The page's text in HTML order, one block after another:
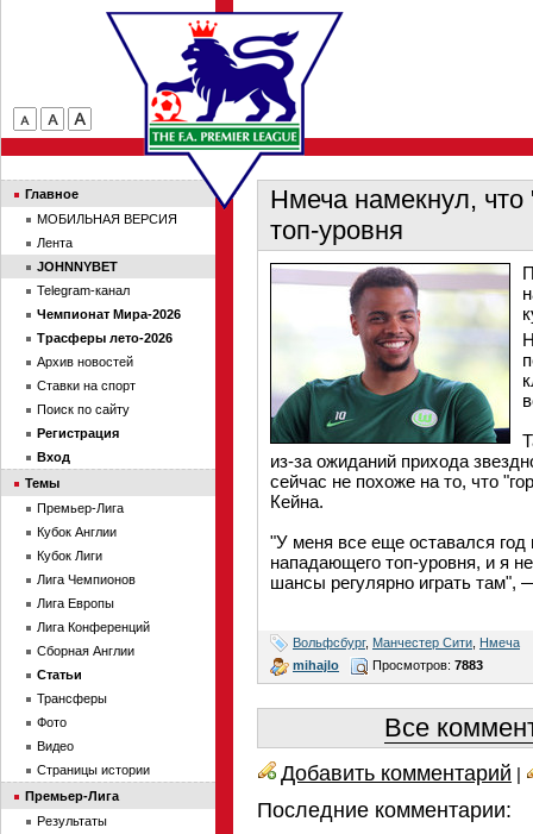
Нмеча намекнул,
топ-уровня
из-за ожиданий прихода
сейчас не похоже на то, что
Кейна.
"У меня все еще оставался год
нападающего топ-уровня, и я
шансы регулярно играть
Вольфсбург, Манчестер Сити Нмеча
mihajlo
Просмотров: 7883
Все
Добавить комментарий |
Последние комментарии:
Главное
МОБИЛЬНАЯ ВЕРСИЯ
Лента
JOHNNYBET
Telegram-канал
Чемпионат Мира-2026
Трасферы лето-2026
Архив новостей
Ставки на спорт
Поиск по сайту
Регистрация
Вход
Темы
Премьер-Лига
Кубок Англии
Кубок Лиги
Лига Чемпионов
Лига Европы
Лига Конференций
Сборная Англии
Статьи
Трансферы
Фото
Видео
Страницы истории
Премьер-Лига
Результаты